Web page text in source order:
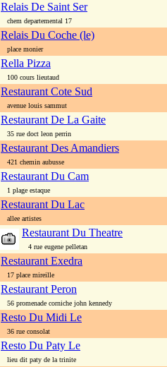
Relais De Saint Ser
chem departemental 17
Relais Du Coche (le)
place monier
Rella Pizza
100 cours lieutaud
Restaurant Cote Sud
avenue louis sammut
Restaurant De La Gaite
35 rue doct leon perrin
Restaurant Des Amandiers
421 chemin aubusse
Restaurant Du Cam
1 plage estaque
Restaurant Du Lac
allee artistes
Restaurant Du Theatre
4 rue eugene pelletan
Restaurant Exedra
17 place mireille
Restaurant Peron
56 promenade corniche john kennedy
Resto Du Midi Le
36 rue consolat
Resto Du Paty Le
lieu dit paty de la trinite